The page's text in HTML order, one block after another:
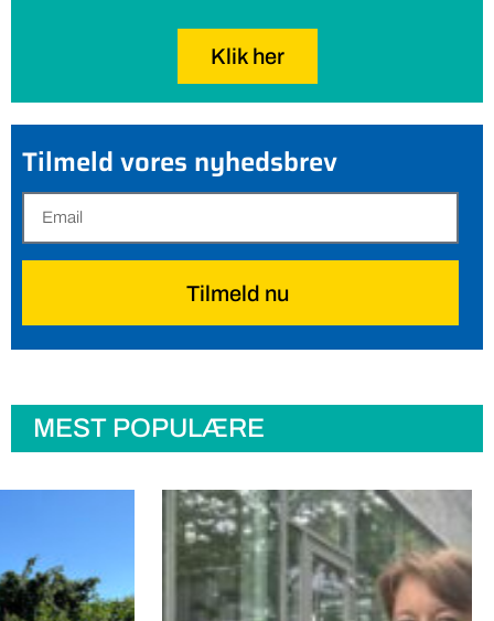
Klik her
Tilmeld vores nyhedsbrev
Tilmeld nu
MEST POPULÆRE